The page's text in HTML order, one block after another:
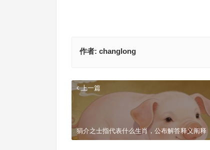
作者: changlong
上一篇
狷介之士指代表什么生肖，公布解答释义阐释